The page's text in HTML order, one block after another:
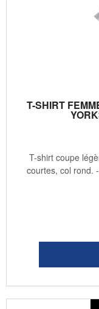
T-SHIRT
T-shirt coupe
courtes, col rond.